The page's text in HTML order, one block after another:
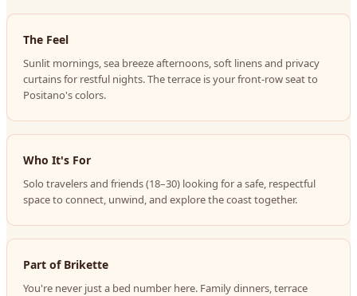
The Feel
Sunlit mornings, sea breeze afternoons, soft linens and privacy
curtains for restful nights. The terrace is your front-row seat to
Positano's colors.
Who It's For
Solo travelers and friends (18–30) looking for a safe, respectful
space to connect, unwind, and explore the coast together.
Part of Brikette
You're never just a bed number here. Family dinners, terrace